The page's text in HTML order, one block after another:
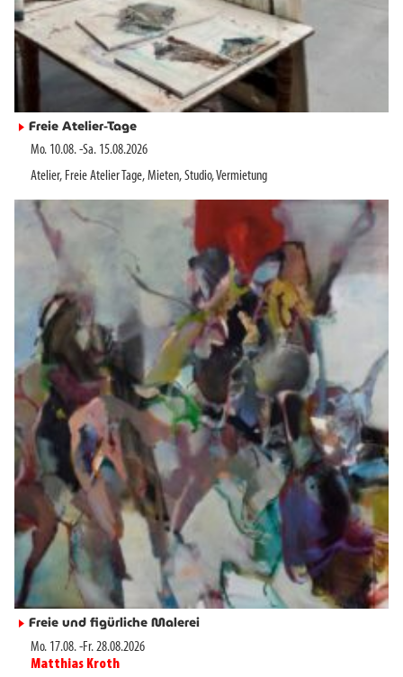
► Freie Atelier-Tage
Mo. 10.08.-Sa. 15.08.2026
Atelier, Freie Atelier Tage,Mieten,Studio,Vermietung
► Freie und figürliche Malerei
Mo. 17.08.-Fr. 28.08.2026
Matthias Kroth